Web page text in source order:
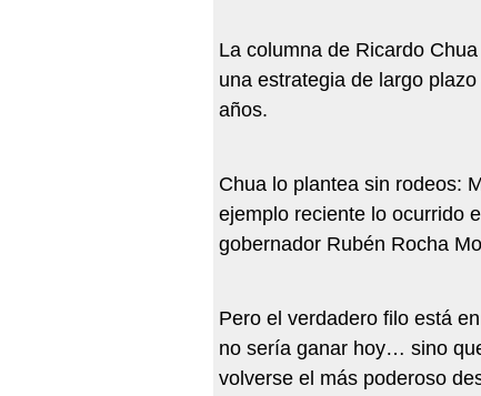
La columna de Ricardo
una estrategia de largo
años.
Chua lo plantea sin rodeos:
ejemplo reciente lo ocurrido
gobernador Rubén Rocha
Pero el verdadero filo está
no sería ganar hoy… sino
volverse el más poderoso